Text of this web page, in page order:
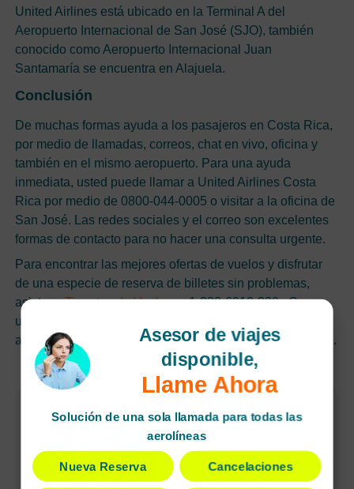
United Airlines está ubicado en la Terminal A del
Aeropuerto Internacional de San José (SJO), también
conocido como Aeropuerto Internacional Juan
Santamaría se encuentra en Alajuela.
Conclusión
De muchas formas ayuda a los pasajeros en Costa Rica,
por medio de llamadas, correos, chat en vivo, oficina y
también en el mismo aeropuerto. Para una ayuda
inmediata, usted puede llamar a United Airlines Costa
Rica por medio de 0800-044-0005 o visitar a la oficina de
San José. Las redes sociales y el correo son excelentes
formas de contacto para no hacer una consulta urgente.
Para encontrar las mejores ofertas de vuelos y disfrutar
de una especie de reserva de billetes sin problemas,
asista a Tiquetes de Vuelos +1-888-6910-320 . Con
unos pocos clics, usted puede encontrar tarifas
asequibles y obtener asistencia para vuelos por expertos.
Reservas rápidas
Cancelaciones
sencillas
Agente dedicado
Asesor de viajes
disponible,
Llame Ahora
Solución de una sola llamada para todas las
aerolíneas
Nueva Reserva Cancelaciones